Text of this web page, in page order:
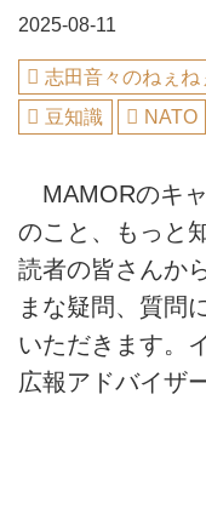
2025-08-11
志田音々のねぇ
豆知識
NATO
MAMORのキ
のこと、もっと
読者の皆さんか
まな疑問、質問
いただきます。
広報アドバイザ